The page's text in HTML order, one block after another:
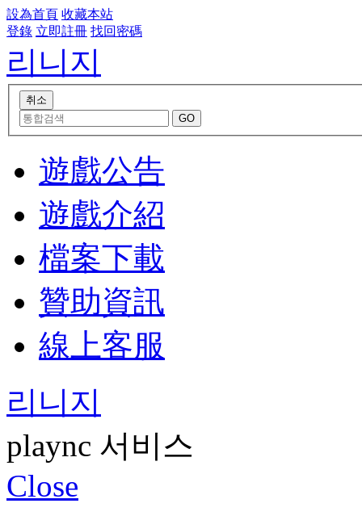
設為首頁 收藏本站
登錄 立即註冊 找回密碼
리니지
遊戲公告
遊戲介紹
檔案下載
贊助資訊
線上客服
리니지
plaync 서비스
Close